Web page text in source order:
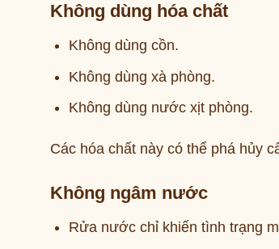
Không dùng hóa chất
Không dùng cồn.
Không dùng xà phòng.
Không dùng nước xịt phòng.
Các hóa chất này có thể phá hủy
Không ngâm nước
Rửa nước chỉ khiến tình trạng